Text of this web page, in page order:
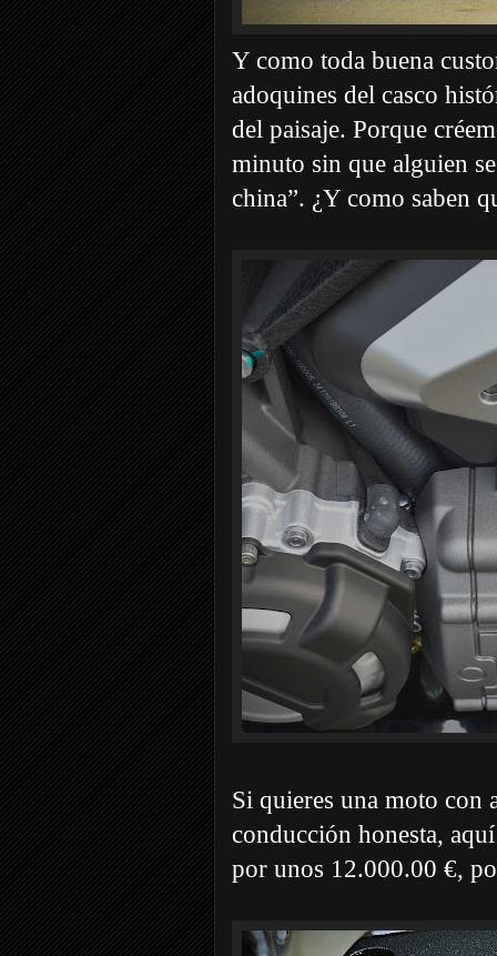
Y como toda buena
adoquines del casco
del paisaje. Porque
minuto sin que alguien
china”. ¿Y como saben
Si quieres una moto con
conducción honesta,
por unos 12.000.00 €,